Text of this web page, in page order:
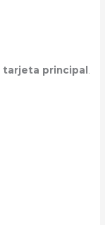
tarjeta principal